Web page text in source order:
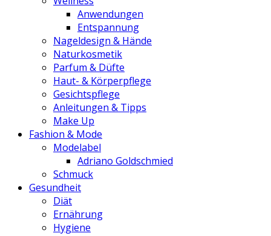
Anwendungen
Entspannung
Nageldesign & Hände
Naturkosmetik
Parfum & Düfte
Haut- & Körperpflege
Gesichtspflege
Anleitungen & Tipps
Make Up
Fashion & Mode
Modelabel
Adriano Goldschmied
Schmuck
Gesundheit
Diät
Ernährung
Hygiene